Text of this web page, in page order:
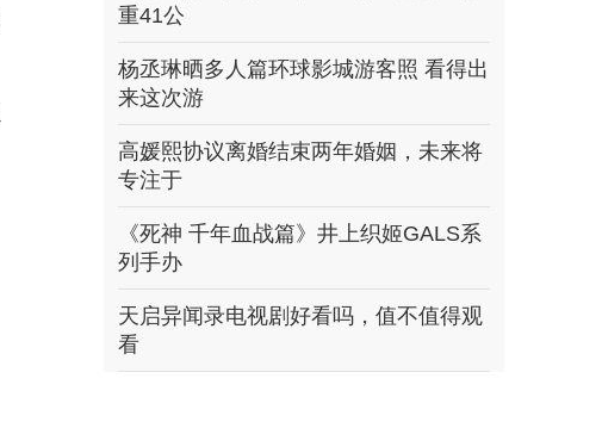
重41公
杨丞琳晒多人篇环球影城游客照 看得出
来这次游
高媛熙协议离婚结束两年婚姻，未来将
专注于
《死神 千年血战篇》井上织姬GALS系
列手办
天启异闻录电视剧好看吗，值不值得观
看